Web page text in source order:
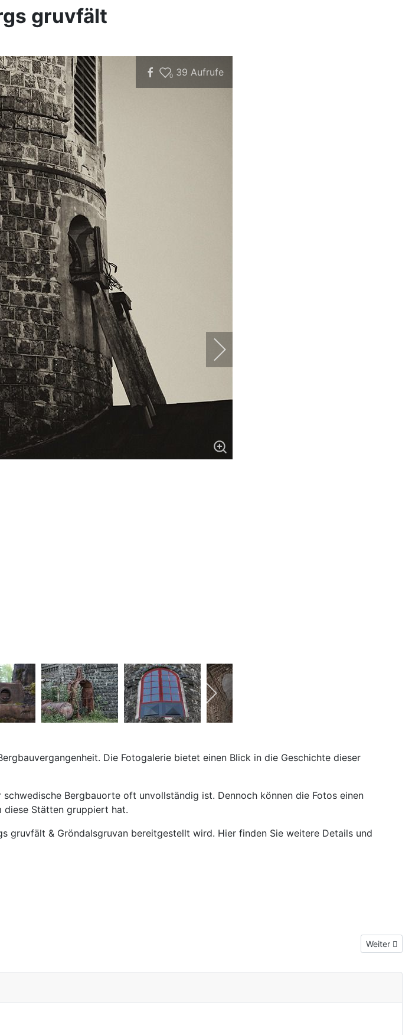
gruvfält
0 39 Aufrufe
Die Fotogalerie bietet einen Blick in die Geschichte dieser
Bergbauorte oft unvollständig ist. Dennoch können die Fotos einen
diese Stätten gruppiert hat.
gruvfält & Gröndalsgruvan bereitgestellt wird. Hier finden Sie weitere Details und
Nächster
Weiter